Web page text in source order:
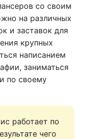
со своим
на различных
и заставок для
крупных
написанием
заниматься
по своему
работает по
чего